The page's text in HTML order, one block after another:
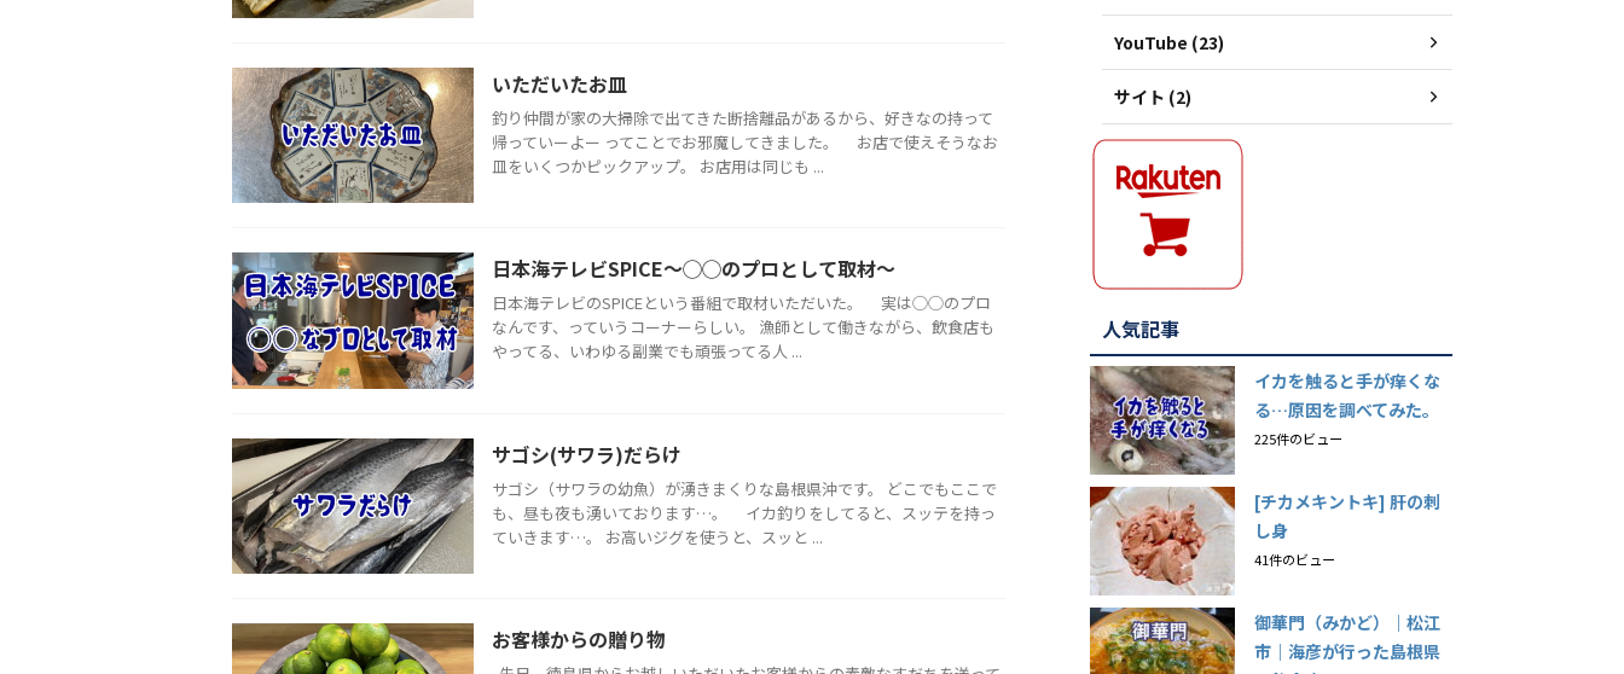
いただいたお皿
釣り仲間が家の大掃除で出てきた断捨離品があるから、好きなの持って
帰っていーよー ってことでお邪魔してきました。 お店で使えそうなお
皿をいくつかピックアップ。 お店用は同じも ...
日本海テレビSPICE～◯◯のプロとして取材～
日本海テレビのSPICEという番組で取材いただいた。 実は◯◯のプロ
なんです、っていうコーナーらしい。 漁師として働きながら、飲食店も
やってる、いわゆる副業でも頑張ってる人 ...
サゴシ(サワラ)だらけ
サゴシ（サワラの幼魚）が湧きまくりな島根県沖です。 どこでもここで
も、昼も夜も湧いております…。 イカ釣りをしてると、スッテを持っ
ていきます…。 お高いジグを使うと、スッと ...
お客様からの贈り物
YouTube (23)
サイト (2)
人気記事
イカを触ると手が痒くな
る…原因を調べてみた。
225件のビュー
[チカメキントキ] 肝の刺
し身
41件のビュー
御華門（みかど）｜松江
市｜海彦が行った島根県